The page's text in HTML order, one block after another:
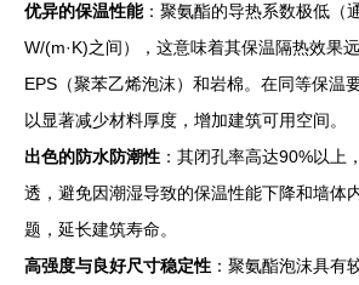
优异的保温性能：聚氨酯的导热系数极低（
W/(m·K)之间），这意味着其保温隔热效果
EPS（聚苯乙烯泡沫）和岩棉。在同等保温
以显著减少材料厚度，增加建筑可用空间。
出色的防水防潮性 ：其闭孔率高达90%以上
透，避免因潮湿导致的保温性能下降和墙体
题，延长建筑寿命。
高强度与良好尺寸稳定性 ：聚氨酯泡沫具有